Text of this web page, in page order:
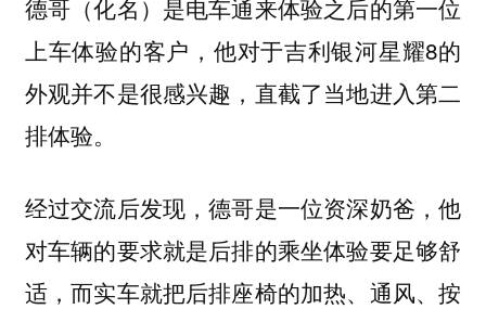
德哥（化名）是电车通来体验之后的第一位
上车体验的客户，他对于吉利银河星耀8的
外观并不是很感兴趣，直截了当地进入第二
排体验。
经过交流后发现，德哥是一位资深奶爸，他
对车辆的要求就是后排的乘坐体验要足够舒
适，而实车就把后排座椅的加热、通风、按